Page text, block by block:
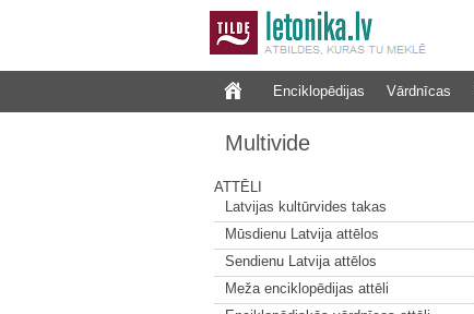
Enciklopēdijas Vārdnīcas
Multivide
ATTĒLI
Latvijas kultūrvides takas
Mūsdienu Latvija attēlos
Sendienu Latvija attēlos
Meža enciklopēdijas attēli